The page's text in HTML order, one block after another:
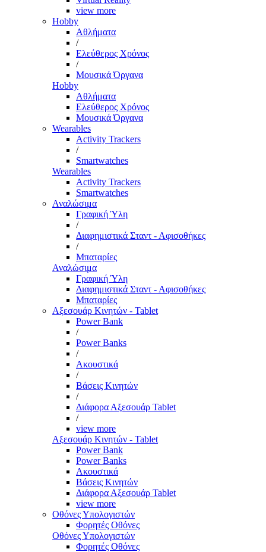
view more
Hobby
Αθλήματα
/
Ελεύθερος Χρόνος
/
Μουσικά Όργανα
Hobby
Αθλήματα
Ελεύθερος Χρόνος
Μουσικά Όργανα
Wearables
Activity Trackers
/
Smartwatches
Wearables
Activity Trackers
Smartwatches
Αναλώσιμα
Γραφική Ύλη
/
Διαφημιστικά Σταντ - Αφισοθήκες
/
Μπαταρίες
Αναλώσιμα
Γραφική Ύλη
Διαφημιστικά Σταντ - Αφισοθήκες
Μπαταρίες
Αξεσουάρ Κινητών - Tablet
Power Bank
/
Power Banks
/
Ακουστικά
/
Βάσεις Κινητών
/
Διάφορα Αξεσουάρ Tablet
/
view more
Αξεσουάρ Κινητών - Tablet
Power Bank
Power Banks
Ακουστικά
Βάσεις Κινητών
Διάφορα Αξεσουάρ Tablet
view more
Οθόνες Υπολογιστών
Φορητές Οθόνες
Οθόνες Υπολογιστών
Φορητές Οθόνες